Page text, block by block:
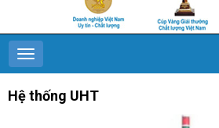
Hệ thống UHT